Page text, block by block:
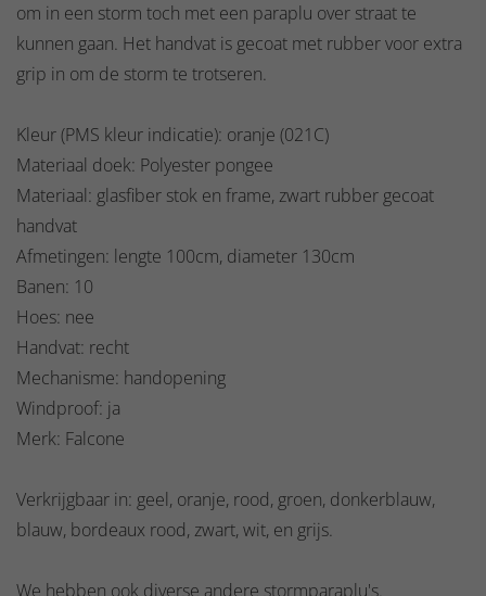
om in een storm toch met een paraplu over straat te
kunnen gaan. Het handvat is gecoat met rubber voor extra
grip in om de storm te trotseren.
Kleur (PMS kleur indicatie): oranje (021C)
Materiaal doek: Polyester pongee
Materiaal: glasfiber stok en frame, zwart rubber gecoat
handvat
Afmetingen: lengte 100cm, diameter 130cm
Banen: 10
Hoes: nee
Handvat: recht
Mechanisme: handopening
Windproof: ja
Merk: Falcone
Verkrijgbaar in: geel, oranje, rood, groen, donkerblauw,
blauw, bordeaux rood, zwart, wit, en grijs.
We hebben ook diverse andere stormparaplu's.